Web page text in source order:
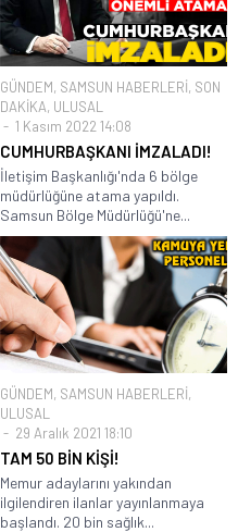
GÜNDEM, SAMSUN HABERLERİ, SON
DAKİKA, ULUSAL
1 Kasım 2022 14:08
CUMHURBAŞKANI İMZALADI!
İletişim Başkanlığı'nda 6 bölge
müdürlüğüne atama yapıldı.
Samsun Bölge Müdürlüğü'ne...
GÜNDEM, SAMSUN HABERLERİ,
ULUSAL
29 Aralık 2021 18:10
TAM 50 BİN KİŞİ!
Memur adaylarını yakından
ilgilendiren ilanlar yayınlanmaya
başlandı. 20 bin sağlık...